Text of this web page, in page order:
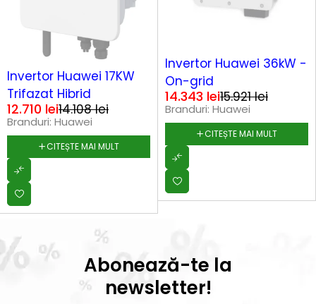
Invertor Huawei 17KW
Trifazat Hibrid
14.108lei
12.710 lei
Branduri: Huawei
CITEȘTE MAI MULT
Invertor Huawei 36kW -
On-grid
15.921lei
14.343 lei
Branduri: Huawei
CITEȘTE MAI MULT
Abonează-te la
newsletter!